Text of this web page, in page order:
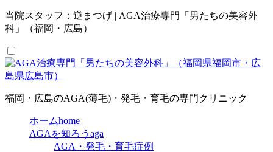
当院スタッフ：逆まつげ | AGA治療専門「男たちの美容外
科」（福岡・広島）
福岡・広島のAGA(薄毛)・発毛・育毛の専門クリニック
ホームhome
AGAを知ろう aga
AGA・発毛・育毛症例